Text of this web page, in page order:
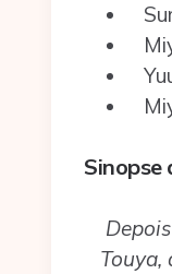
Sinopse
Touya,